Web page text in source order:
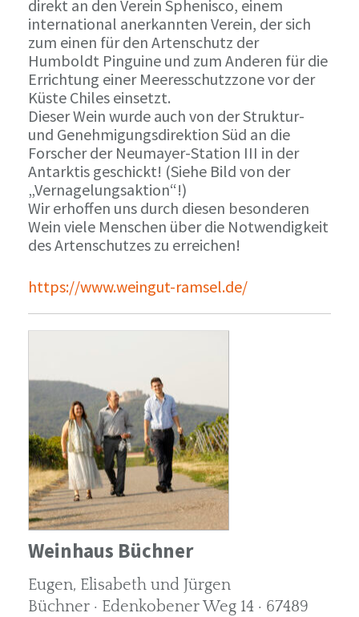
direkt an den Verein Sphenisco, einem
international anerkannten Verein, der sich
zum einen für den Artenschutz der
Humboldt Pinguine und zum Anderen für die
Errichtung einer Meeresschutzzone vor der
Küste Chiles einsetzt.
Dieser Wein wurde auch von der Struktur-
und Genehmigungsdirektion Süd an die
Forscher der Neumayer-Station III in der
Antarktis geschickt! (Siehe Bild von der
„Vernagelungsaktion“!)
Wir erhoffen uns durch diesen besonderen
Wein viele Menschen über die Notwendigkeit
des Artenschutzes zu erreichen!
https://www.weingut-ramsel.de/
Weinhaus Büchner
Eugen, Elisabeth und Jürgen
Büchner · Edenkobener Weg 14 · 67489